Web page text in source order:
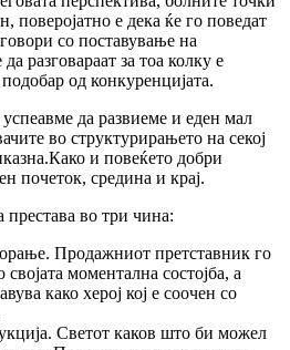
поверојатно е дека ќе го поведат
со поставување на
разговараат за тоа колку е
од конкуренцијата.
да развиеме и еден мал
во структурирањето на секој
и повеќето добри
почеток, средина и крај.
престава во три чина:
Продажниот претставник го
моментална состојба, а
како херој кој е соочен со
Светот каков што би можел